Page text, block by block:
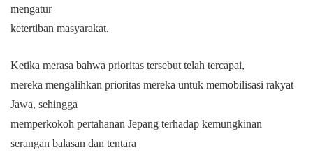
mengatur
ketertiban masyarakat.
Ketika merasa bahwa prioritas tersebut telah tercapai,
mereka mengalihkan prioritas mereka untuk memobilisasi rakyat
Jawa, sehingga
memperkokoh pertahanan Jepang terhadap kemungkinan
serangan balasan dan tentara